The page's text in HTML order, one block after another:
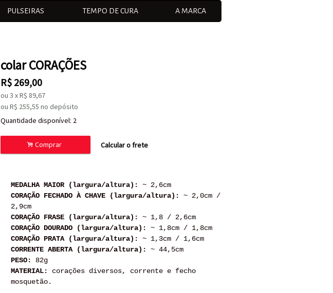
PULSEIRAS TEMPO DE CURA A MARCA
colar CORAÇÕES
R$ 269,00
ou 3 xR$ 89,67
ou R$ 255,55 no depósito
Quantidade disponível: 2
. Comprar Calcular o frete
MEDALHA MAIOR (largura/altura):
~ 2,6cm
CORAÇÃO FECHADO À CHAVE (largura/altura):
~ 2,0cm /
2,9cm
CORAÇÃO FRASE (largura/altura):
~ 1,8 / 2,6cm
CORAÇÃO DOURADO (largura/altura):
~ 1,8cm / 1,8cm
CORAÇÃO PRATA (largura/altura):
~ 1,3cm / 1,6cm
CORRENTE ABERTA (largura/altura):
~ 44,5cm
PESO:
82g
MATERIAL:
corações diversos, corrente e fecho
mosquetão.